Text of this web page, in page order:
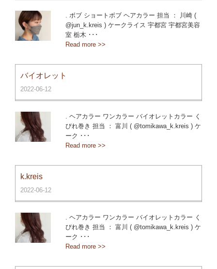
. ボブ ショートボブ ヘアカラー 担当 ： 川崎 (
@jun_k.kreis ) ケークライス 宇都宮 宇都宮美容
室 栃木 ･･･
Read more >>
バイオレット
2022-06-12
. ヘアカラー ワンカラー バイオレットカラー く
びれ巻き 担当 ： 富川 ( @tomikawa_k.kreis ) ケ
ーク ･･･
Read more >>
k.kreis
2022-06-12
. ヘアカラー ワンカラー バイオレットカラー く
びれ巻き 担当 ： 富川 ( @tomikawa_k.kreis ) ケ
ーク ･･･
Read more >>